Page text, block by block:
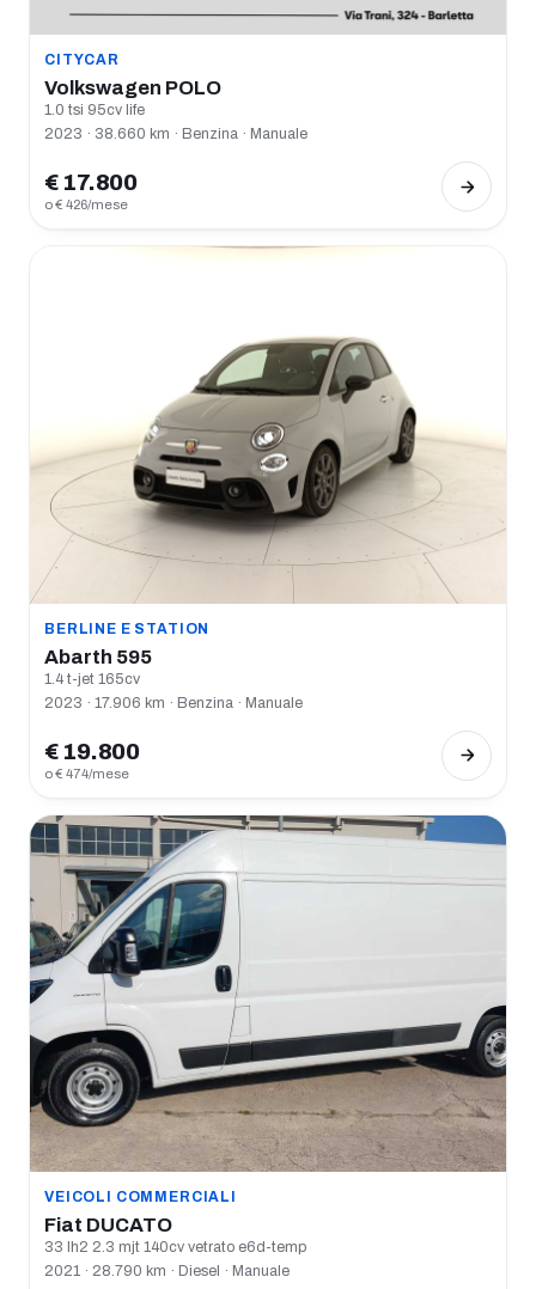
CITYCAR
Volkswagen POLO
1.0 tsi 95cv life
2023 · 38.660 km · Benzina · Manuale
€ 17.800
o € 426/mese
BERLINE E STATION
Abarth 595
1.4 t-jet 165cv
2023 · 17.906 km · Benzina · Manuale
€ 19.800
o € 474/mese
VEICOLI COMMERCIALI
Fiat DUCATO
33 lh2 2.3 mjt 140cv vetrato e6d-temp
2021 · 28.790 km · Diesel · Manuale